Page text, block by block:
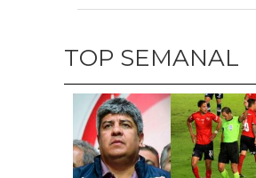
TOP SEMANAL